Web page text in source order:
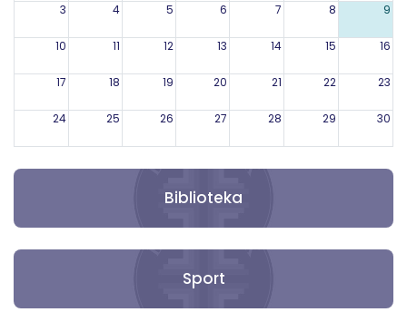
3 4 5 6 7 8 9
10 11 12 13 14 15 16
17 18 19 20 21 22 23
24 25 26 27 28 29 30
Biblioteka
Sport